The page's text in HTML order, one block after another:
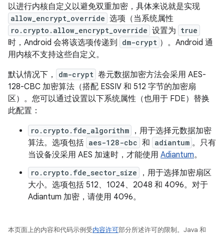
以进行内核自定义以避免双重加密，具体来说就是实现
allow_encrypt_override 选项（当系统属性
ro.crypto.allow_encrypt_override 设置为 true
时，Android 会将该选项传递到 dm-crypt ）。Android 通
用内核不支持这些自定义。
默认情况下，
dm-crypt 卷元数据加密方法会采用 AES-
128-CBC 加密算法（搭配 ESSIV 和 512 字节的加密扇
区）。您可以通过设置以下系统属性（也用于 FDE）替换
此配置：
ro.crypto.fde_algorithm
，用于选择元数据加密
算法。选项包括 aes-128-cbc 和 adiantum 。只有
当设备没采用 AES 加速时，才能使用 Adiantum。
ro.crypto.fde_sector_size
，用于选择加密扇区
大小。选项包括 512、1024、2048 和 4096。对于
Adiantum 加密，请使用 4096。
本页面上的内容和代码示例受内容许可部分所述许可的限制。Java 和